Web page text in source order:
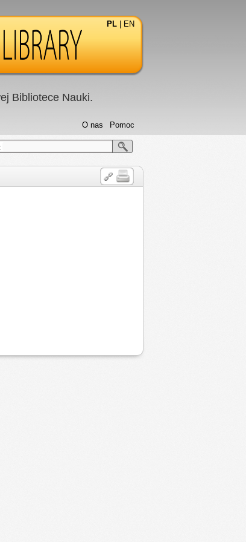
PL EN
Bibliotece Nauki.
Pomoc
O nas